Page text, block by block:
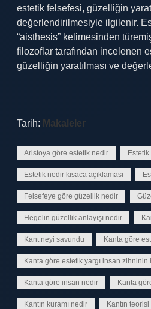
estetik felsefesi, güzelliğin
değerlendirilmesiyle ilgilenir.
“aisthesis” kelimesinden
filozoflar tarafından incelenen
güzelliğin yaratılması ve
Tarih: Makaleler
Aristoya göre estetik nedir Estetik
Estetik nedir kısaca açıklaması
Felsefeye göre güzellik nedir
Hegelin güzellik anlayışı nedir
Kant neyi savundu Kanta göre
Kanta göre estetik yargı insan zihninin
Kanta göre insan nedir Kanta
Kantın kuramı nedir Kantın